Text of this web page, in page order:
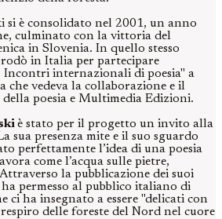
si è consolidato nel 2001, un anno
culminato con la vittoria del
in Slovenia. In quello stesso
in Italia per partecipare
Incontri internazionali di poesia" a
che vedeva la collaborazione e il
della poesia e Multimedia Edizioni.
è stato per il progetto un invito alla
sua presenza mite e il suo sguardo
perfettamente l’idea di una poesia
come l’acqua sulle pietre,
la pubblicazione dei suoi
ha permesso al pubblico italiano di
ci ha insegnato a essere "delicati con
delle foreste del Nord nel cuore